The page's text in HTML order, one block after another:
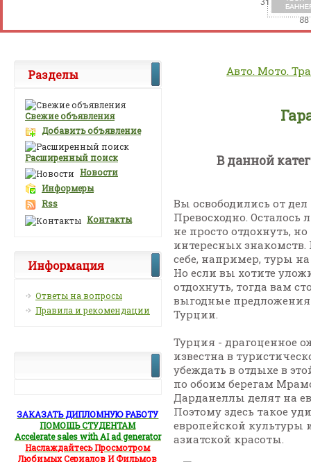
Авто. Мото.
В данной
Вы освободились от
Превосходно. Осталось
не просто отдохнуть,
интересных
себе, например, туры
Но если вы хотите
отдохнуть, тогда вам
выгодные предложения
Турции.
Турция - драгоценное
известна в
убеждать в отдыхе в
по обоим берегам
Дарданеллы делят на
Поэтому здесь такое
европейской культуры
азиатской красоты.
Разделы
Свежие объявления
Добавить объявление
Расширенный поиск
Новости
Информеры
Rss
Контакты
Информация
Ответы на вопросы
Правила и рекомендации
ЗАКАЗАТЬ ДИПЛОМНУЮ РАБОТУ
ПОМОЩЬ СТУДЕНТАМ
Accelerate sales with AI ad generator
Наслаждайтесь Просмотром
Любимых Сериалов И Фильмов